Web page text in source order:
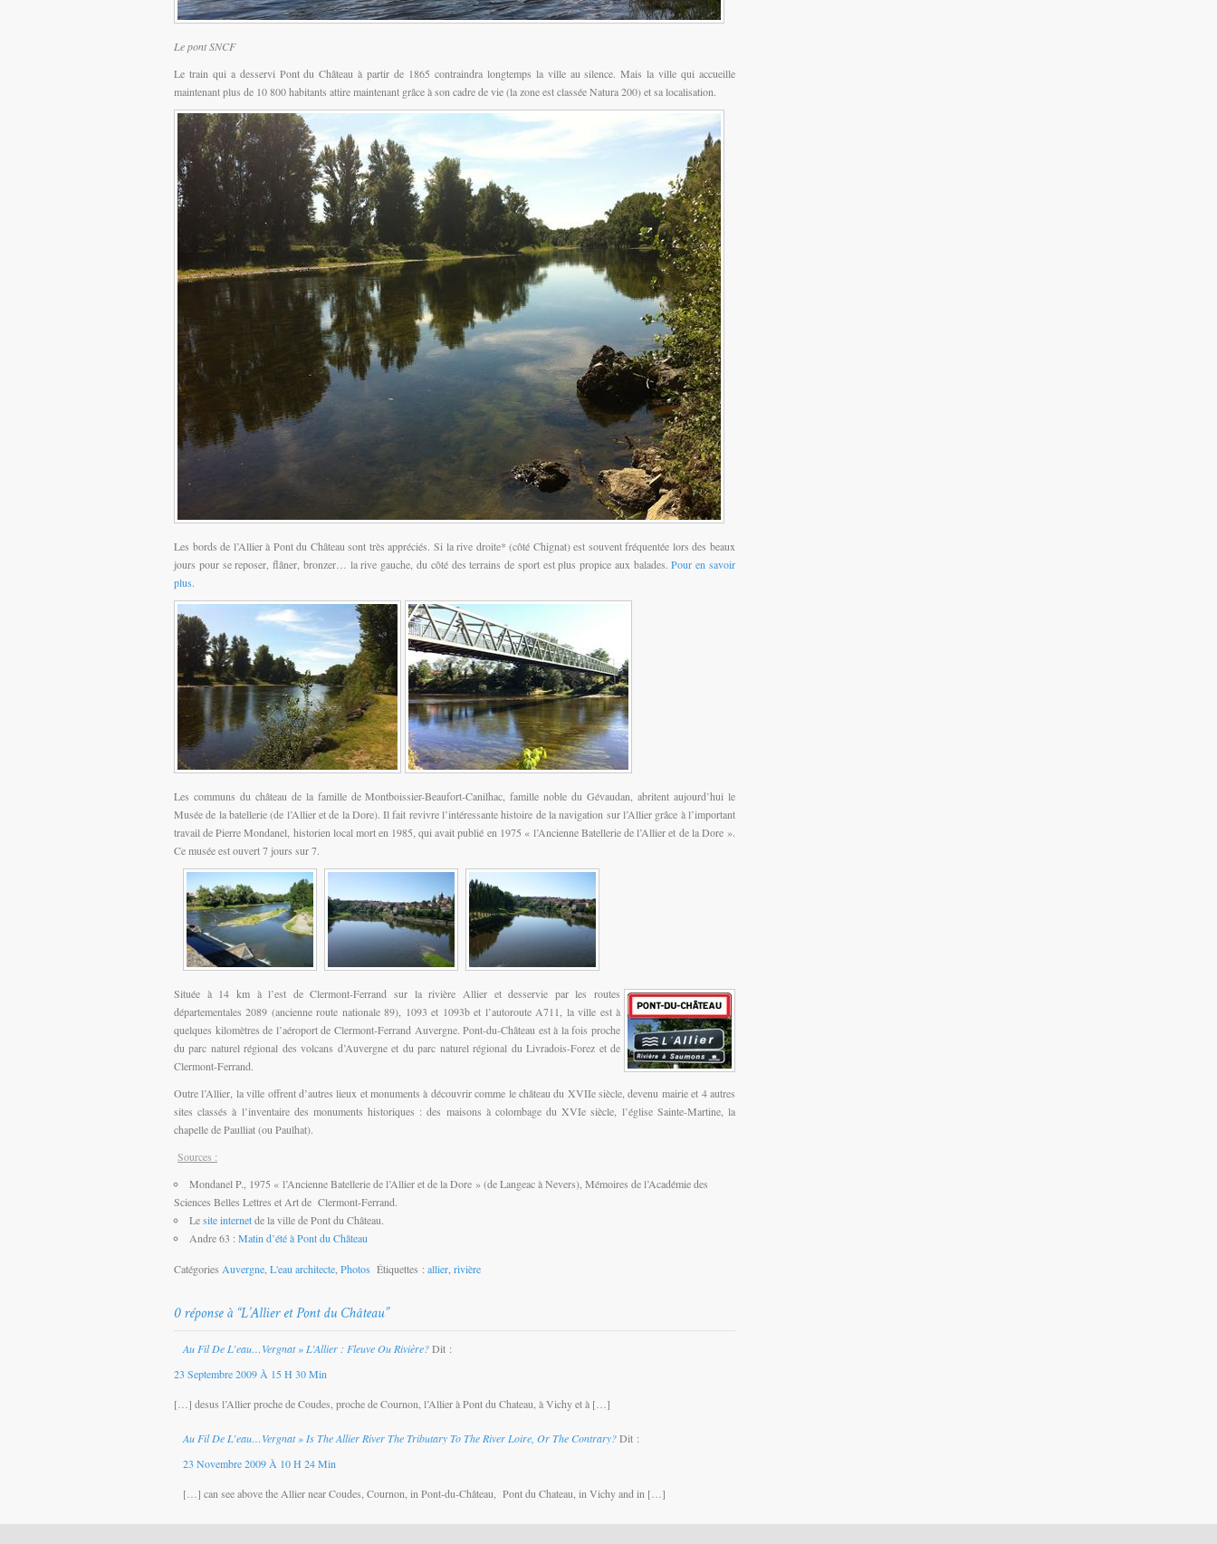
Le pont SNCF
Le train qui a desservi Pont du Château à partir de 1865 contraindra longtemps la ville au silence. Mais la ville qui accueille
maintenant plus de 10 800 habitants attire maintenant grâce à son cadre de vie (la zone est classée Natura 200) et sa localisation.
Les bords de l’Allier à Pont du Château sont très appréciés. Si la rive droite* (côté Chignat) est souvent fréquentée lors des beaux
jours pour se reposer, flâner, bronzer… la rive gauche, du côté des terrains de sport est plus propice aux balades.Pour en savoir
plus.
Les communs du château de la famille de Montboissier-Beaufort-Canilhac, famille noble du Gévaudan, abritent aujourd’hui le
Musée de la batellerie (de l’Allier et de la Dore). Il fait revivre l’intéressante histoire de la navigation sur l’Allier grâce à l’important
travail de Pierre Mondanel, historien local mort en 1985, qui avait publié en 1975 « l’Ancienne Batellerie de l’Allier et de la Dore ».
Ce musée est ouvert 7 jours sur 7.
Située à 14 km à l’est de Clermont-Ferrand sur la rivière Allier et desservie par les routes
départementales 2089 (ancienne route nationale 89), 1093 et 1093b et l’autoroute A711, la ville est à
quelques kilomètres de l’aéroport de Clermont-Ferrand Auvergne. Pont-du-Château est à la fois proche
du parc naturel régional des volcans d’Auvergne et du parc naturel régional du Livradois-Forez et de
Clermont-Ferrand.
Outre l’Allier, la ville offrent d’autres lieux et monuments à découvrir comme le château du XVIIe siècle, devenu mairie et 4 autres
sites classés à l’inventaire des monuments historiques : des maisons à colombage du XVIe siècle, l’église Sainte-Martine, la
chapelle de Paulliat (ou Paulhat).
Sources :
Mondanel P., 1975 « l’Ancienne Batellerie de l’Allier et de la Dore » (de Langeac à Nevers), Mémoires de l’Académie des
Sciences Belles Lettres et Art de Clermont-Ferrand.
Lesite internetde la ville de Pont du Château.
Andre 63 : Matin d’été à Pont du Château
Catégories Auvergne L'eau architecte Photos Étiquettes : allier rivière
Au Fil De L’eau…vergnat » L’Allier : Fleuve Ou Rivière?Dit :
23 Septembre 2009 À 15 H 30 Min
[…] desus l’Allier proche de Coudes, proche de Cournon, l’Allier à Pont du Chateau, à Vichy et à […]
Au Fil De L’eau…vergnat » Is The Allier River The Tributary To The River Loire, Or The Contrary?Dit :
23 Novembre 2009 À 10 H 24 Min
[…] can see above the Allier near Coudes, Cournon, in Pont-du-Château, Pont du Chateau, in Vichy and in […]